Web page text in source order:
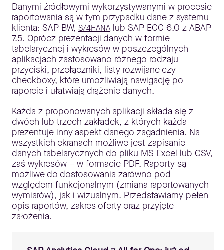
Danymi źródłowymi wykorzystywanymi w procesie
raportowania są w tym przypadku dane z systemu
klienta: SAP BW, S/4HANA lub SAP ECC 6.0 z ABAP
7.5. Oprócz prezentacji danych w formie
tabelarycznej i wykresów w poszczególnych
aplikacjach zastosowano różnego rodzaju
przyciski, przełączniki, listy rozwijane czy
checkboxy, które umożliwiają nawigację po
raporcie i ułatwiają drążenie danych.
Każda z proponowanych aplikacji składa się z
dwóch lub trzech zakładek, z których każda
prezentuje inny aspekt danego zagadnienia. Na
wszystkich ekranach możliwe jest zapisanie
danych tabelarycznych do pliku MS Excel lub CSV,
zaś wykresów – w formacie PDF. Raporty są
możliwe do dostosowania zarówno pod
względem funkcjonalnym (zmiana raportowanych
wymiarów), jak i wizualnym. Przedstawiamy pełen
opis raportów, zakres oferty oraz przyjęte
założenia.